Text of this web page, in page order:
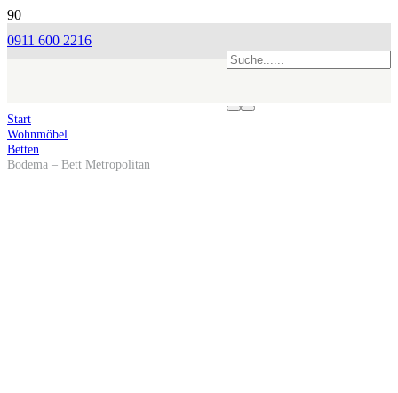
0911 600 2216
Start
Wohnmöbel
Betten
Bodema – Bett Metropolitan